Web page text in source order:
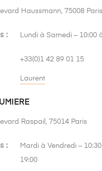
Haussmann, 75008 Paris
: Lundi à Samedi – 10:00
+33(0)1 42 89 01 15
Laurent
Raspail, 75014 Paris
:
Mardi à Vendredi –
19:00